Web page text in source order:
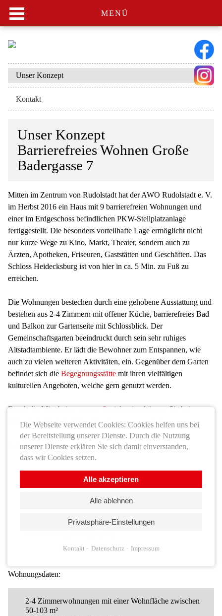
Navigation
überspringen
Unser Konzept
Kontakt
Unser Konzept
Barrierefreies Wohnen Große
Badergasse 7
Mitten im Zentrum von Rudolstadt hat der AWO Rudolstadt e. V.
im Herbst 2016 ein Haus mit 9 barrierefreien Wohnungen und
einer im Erdgeschoss befindlichen PKW-Stellplatzanlage
fertiggestellt. Die besonders vorteilhafte Lage ermöglicht nicht
nur kurze Wege zu Kino, Markt, Theater, sondern auch zu
Ärzten, Apotheken, Friseuren, Gaststätten und Geschäften. Das
Schloss Heidecksburg ist von hier in ca. 5 Min. zu Fuß zu
erreichen.
Die Wohnungen bestechen durch eine gehobene Ausstattung und
bestehen aus 2-4 Zimmern mit offener Küche, barrierefreies Bad
und Balkon zur Gartenseite mit Schlossblick. Der
Gemeinschaftsgarten beeindruckt durch sein sehr ruhiges
Altstadtambiente. Er lädt die Bewohner zum Entspannen, wie
auch zu vielen weiteren Aktivitäten, ein. Gegenüber dem Garten
befindet sich die Begegnungsstätte mit ihren vielfältigen
kulturellen Angeboten, welche gern genutzt werden.
Durch die Mitarbeiter unsererSozialstationkönnen Sie bei
Pflegebedürftigkeit Hilfe und Unterstützung erfahren.
Einrichtungsdaten:
Oktober 2016 Fertigstellung des Baus
9 moderne barrierefreie Wohnungen außer im
3 Etagen & Dachgeschoss
Stellplatzanlage im Erdgeschoss (zusätzlich zu mieten,
Wohnungsdaten:
2-4 Zimmerwohnungen mit einer Wohnfläche zwischen
50-103 m²
Die Webseite verwendet Cookies: Cookies helfen uns bei
der Bereitstellung unserer Dienste. Durch die Nutzung
unserer Dienste erklären Sie sich damit einverstanden,
dass wir Cookies setzen.
Alle akzeptieren
Alle ablehnen
Privatsphäre-Einstellungen
Kontakt Datenschutz Impressum
MENÜ